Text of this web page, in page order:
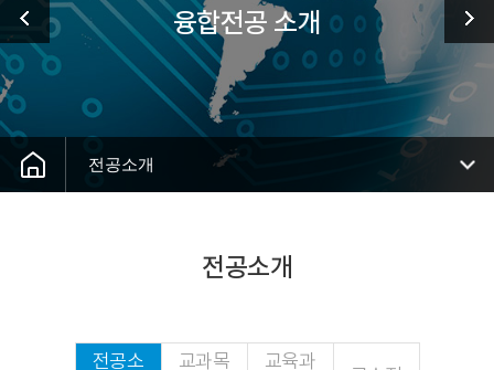
융합전공 소개
전공소개
전공소개
전공소
교과목
교육과